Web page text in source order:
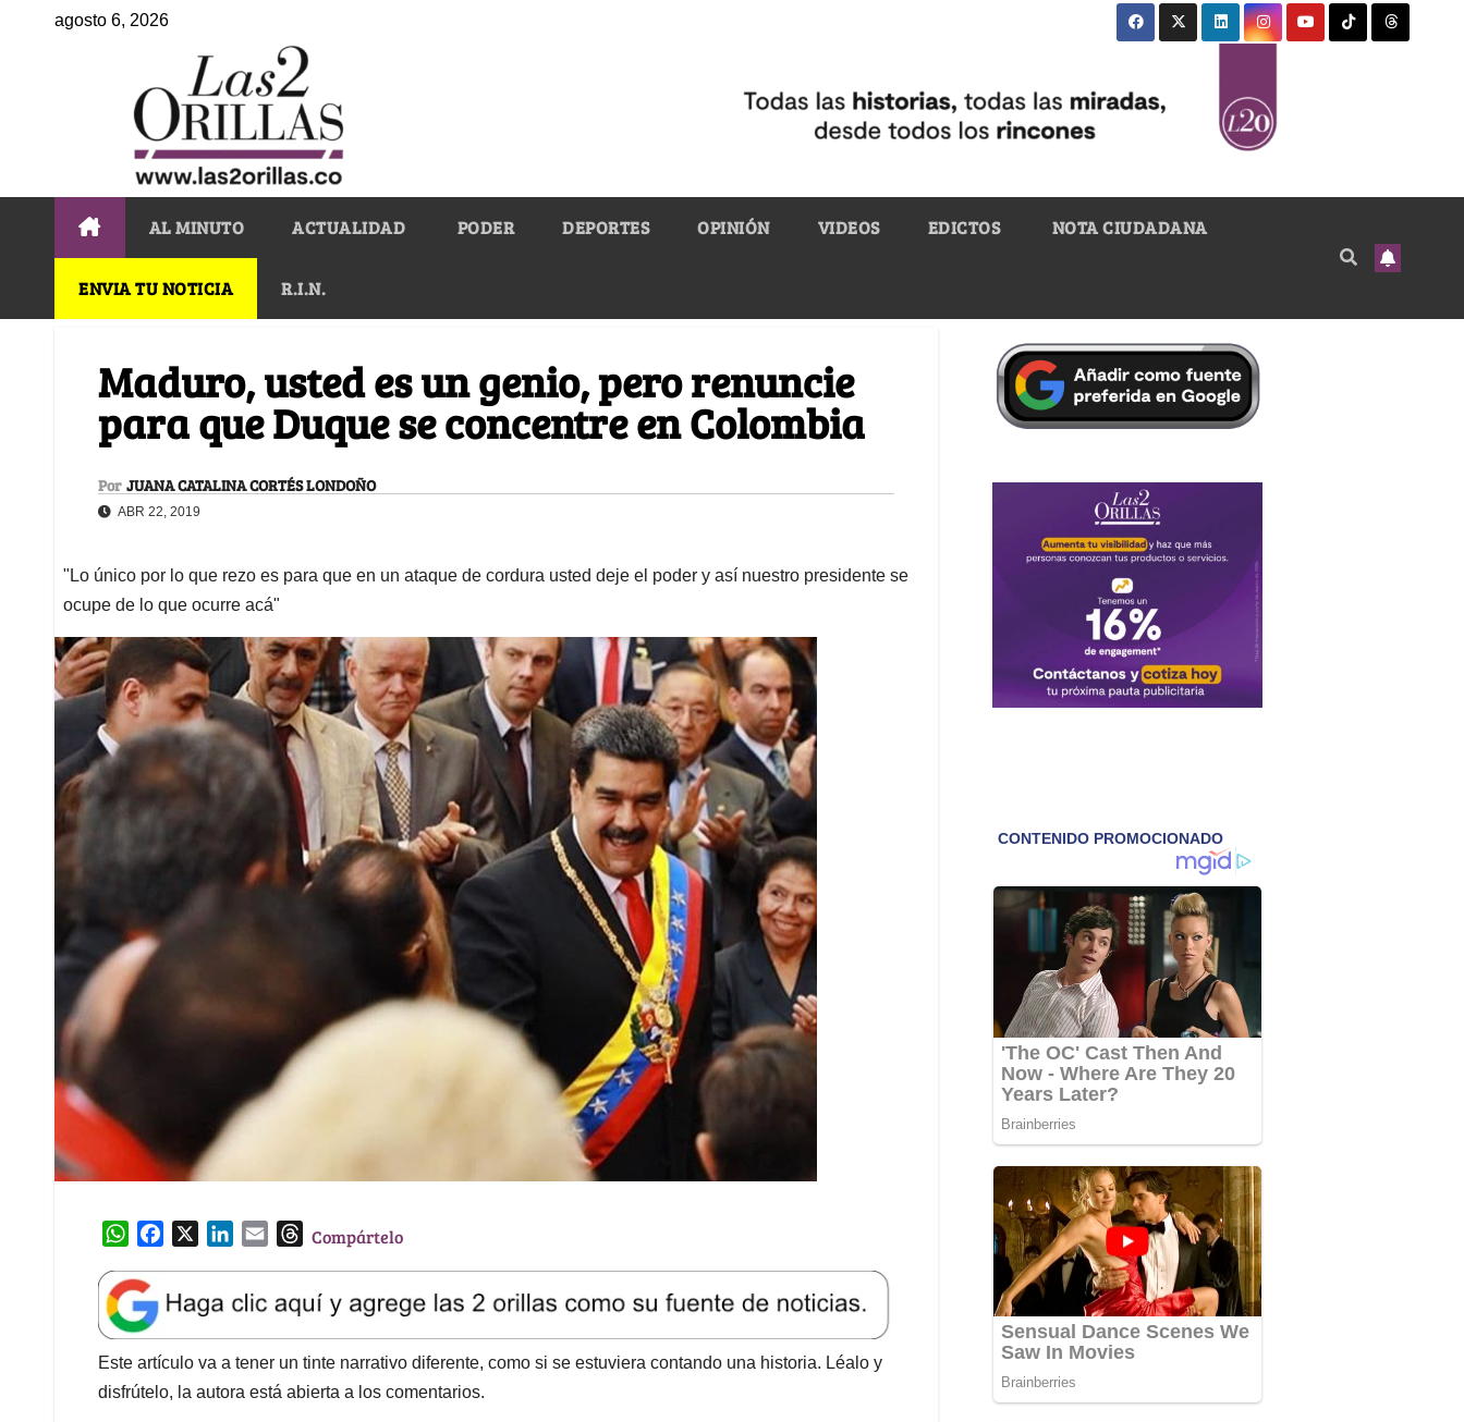
agosto 6, 2026
AL MINUTO ACTUALIDAD PODER DEPORTES OPINIÓN VIDEOS EDICTOS NOTA CIUDADANA
ENVIA TU NOTICIA R.I.N.
Maduro, usted es un genio, pero renuncie
para que Duque se concentre en Colombia
Por JUANA CATALINA CORTÉS LONDOÑO
ABR 22, 2019
"Lo único por lo que rezo es para que en un ataque de cordura usted deje el poder y así nuestro presidente se
ocupe de lo que ocurre acá"
W
a
t
s
A
p
e
b
o
o
k
e
d
I
l
T
e
a
d
s
Compártelo
Este artículo va a tener un tinte narrativo diferente, como si se estuviera contando una historia. Léalo y
disfrútelo, la autora está abierta a los comentarios.